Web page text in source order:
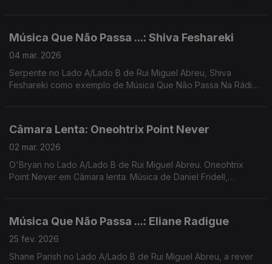
Música Que Não Passa ...: Shiva Feshareki
04 mar. 2026
Serpente no Lado A/Lado B de Rui Miguel Abreu, Shiva
Feshareki como exemplo de Música Que Não Passa Na Rádio.
Câmara Lenta: Oneohtrix Point Never
02 mar. 2026
O'Bryan no Lado A/Lado B de Rui Miguel Abreu. Oneohtrix
Point Never em Câmara lenta. Música de Daniel Fridell,
Música Que Não Passa ...: Eliane Radigue
25 fev. 2026
Shane Parish no Lado A/Lado B de Rui Miguel Abreu, a rever